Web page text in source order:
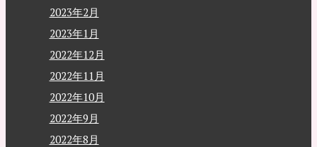
2023年2月
2023年1月
2022年12月
2022年11月
2022年10月
2022年9月
2022年8月